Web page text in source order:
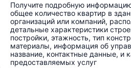
Получите подробную
общее количество квартир в
организаций или компаний,
детальные характеристики
постройки, этажность, тип
материалы, информация об
название, контактные данные, и
предоставляемых услуг